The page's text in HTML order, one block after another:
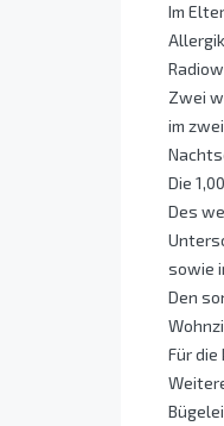
Im
Zwei
im
Die
Des
sowie
Den
Für